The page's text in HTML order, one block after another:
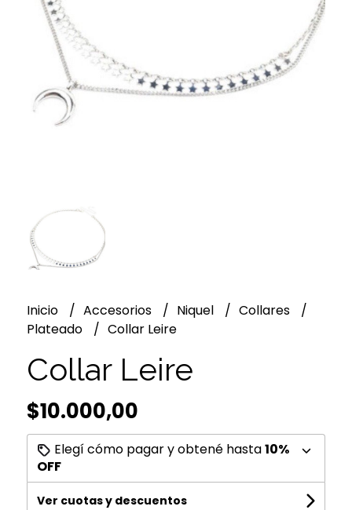
Inicio Accesorios Niquel
Collares
Plateado
Collar Leire
Collar Leire
$10.000,00
Elegí cómo pagar y obtené hasta10%
OFF
Ver cuotas y descuentos